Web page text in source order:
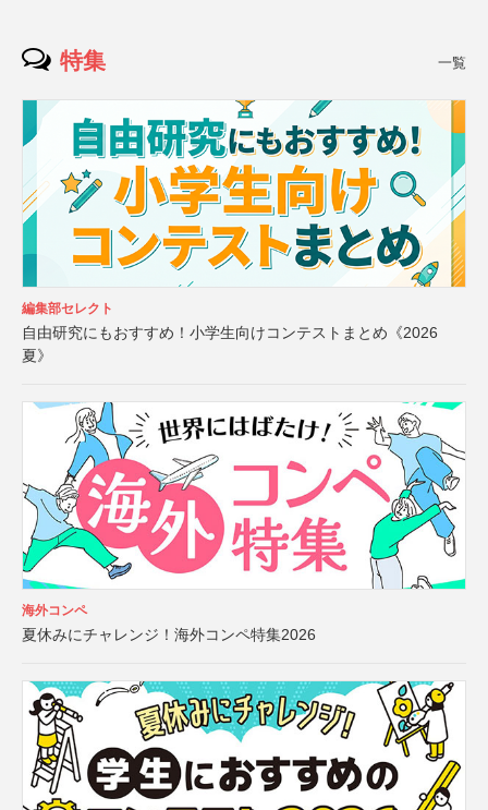
特集 一覧
編集部セレクト
自由研究にもおすすめ！小学生向けコンテストまとめ《2026
夏》
海外コンペ
夏休みにチャレンジ！海外コンペ特集2026